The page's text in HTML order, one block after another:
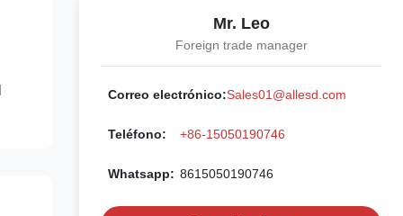
Mr. Leo
Foreign trade manager
Correo electrónico:Sales01@allesd.com
Teléfono: +86-15050190746
Whatsapp: 8615050190746